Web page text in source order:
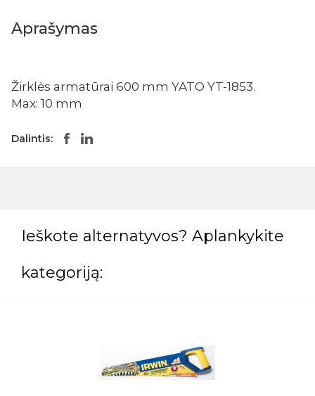
Aprašymas
Žirklės armatūrai 600 mm YATO YT-1853.
Max: 10 mm
Dalintis:
Ieškote alternatyvos? Aplankykite
kategoriją: